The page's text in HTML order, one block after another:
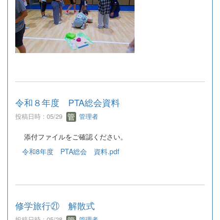
令和８年度 PTA総会資料
投稿日時 : 05/29 管理者
添付ファイルをご確認ください。
令和8年度 PTA総会 資料.pdf
修学旅行㉑ 解散式